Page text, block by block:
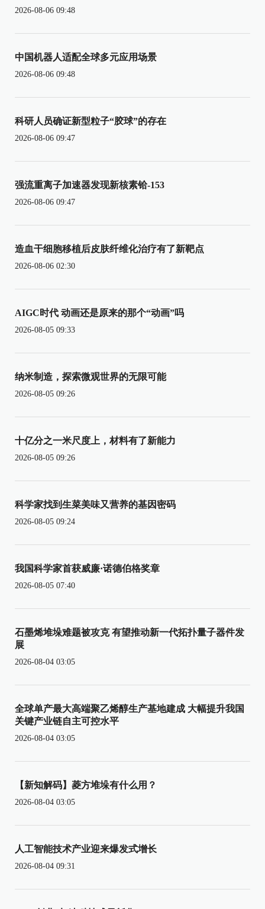
2026-08-06 09:48
中国机器人适配全球多元应用场景
2026-08-06 09:48
科研人员确证新型粒子“胶球”的存在
2026-08-06 09:47
强流重离子加速器发现新核素铪-153
2026-08-06 09:47
造血干细胞移植后皮肤纤维化治疗有了新靶点
2026-08-06 02:30
AIGC时代 动画还是原来的那个“动画”吗
2026-08-05 09:33
纳米制造，探索微观世界的无限可能
2026-08-05 09:26
十亿分之一米尺度上，材料有了新能力
2026-08-05 09:26
科学家找到生菜美味又营养的基因密码
2026-08-05 09:24
我国科学家首获威廉·诺德伯格奖章
2026-08-05 07:40
石墨烯堆垛难题被攻克 有望推动新一代拓扑量子器件发
展
2026-08-04 03:05
全球单产最大高端聚乙烯醇生产基地建成 大幅提升我国
关键产业链自主可控水平
2026-08-04 03:05
【新知解码】菱方堆垛有什么用？
2026-08-04 03:05
人工智能技术产业迎来爆发式增长
2026-08-04 09:31